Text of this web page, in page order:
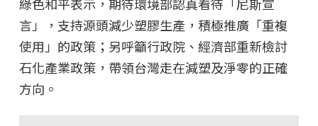
綠色和平表示，期待環境部認真看待「尼斯宣
言」，支持源頭減少塑膠生產，積極推廣「重複
使用」的政策；另呼籲行政院、經濟部重新檢討
石化產業政策，帶領台灣走在減塑及淨零的正確
方向。